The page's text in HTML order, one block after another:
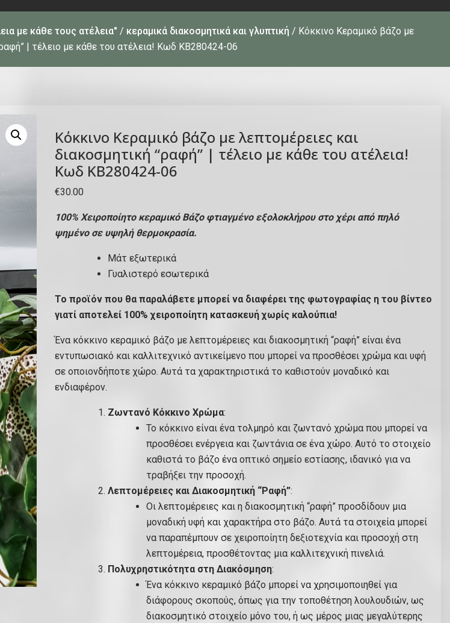
με κάθε τους ατέλεια" / κεραμικά διακοσμητικά και γλυπτική / Κόκκινο Κεραμικό βάζο με
| τέλειο με κάθε του ατέλεια! Κωδ ΚΒ280424-06
Κόκκινο Κεραμικό βάζο με λεπτομέρειες και
διακοσμητική “ραφή” | τέλειο με κάθε του ατέλεια!
Κωδ ΚΒ280424-06
€30.00
100% Χειροποίητο κεραμικό Βάζο φτιαγμένο εξολοκλήρου στο χέρι από πηλό
ψημένο σε υψηλή θερμοκρασία.
Μάτ εξωτερικά
Γυαλιστερό εσωτερικά
Το προϊόν που θα παραλάβετε μπορεί να διαφέρει της φωτογραφίας η του βίντεο
γιατί αποτελεί 100% χειροποίητη κατασκευή χωρίς καλούπια!
Ένα κόκκινο κεραμικό βάζο με λεπτομέρειες και διακοσμητική “ραφή” είναι ένα
εντυπωσιακό και καλλιτεχνικό αντικείμενο που μπορεί να προσθέσει χρώμα και υφή
σε οποιονδήποτε χώρο. Αυτά τα χαρακτηριστικά το καθιστούν μοναδικό και
ενδιαφέρον.
Ζωντανό Κόκκινο Χρώμα:
Το κόκκινο είναι ένα τολμηρό και ζωντανό χρώμα που μπορεί να
προσθέσει ενέργεια και ζωντάνια σε ένα χώρο. Αυτό το στοιχείο
καθιστά το βάζο ένα οπτικό σημείο εστίασης, ιδανικό για να
τραβήξει την προσοχή.
Λεπτομέρειες και Διακοσμητική “Ραφή”:
Οι λεπτομέρειες και η διακοσμητική “ραφή” προσδίδουν μια
μοναδική υφή και χαρακτήρα στο βάζο. Αυτά τα στοιχεία μπορεί
να παραπέμπουν σε χειροποίητη δεξιοτεχνία και προσοχή στη
λεπτομέρεια, προσθέτοντας μια καλλιτεχνική πινελιά.
Πολυχρηστικότητα στη Διακόσμηση:
Ένα κόκκινο κεραμικό βάζο μπορεί να χρησιμοποιηθεί για
διάφορους σκοπούς, όπως για την τοποθέτηση λουλουδιών, ως
διακοσμητικό στοιχείο μόνο του, ή ως μέρος μιας μεγαλύτερης